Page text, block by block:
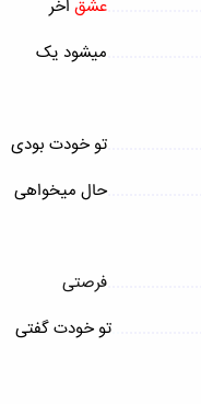
عشق اخر
میشود یک
تو خودت بودی
حال میخواهی
فرصتی
تو خودت گفتی